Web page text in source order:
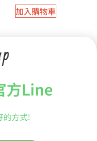
加入購物車
方Line
的方式!